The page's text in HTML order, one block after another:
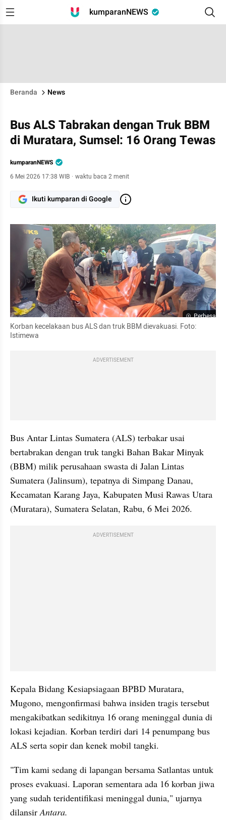
kumparanNEWS
Beranda News
Bus ALS Tabrakan dengan Truk BBM
di Muratara, Sumsel: 16 Orang Tewas
kumparanNEWS
6 Mei 2026 17:38 WIB · waktu baca 2 menit
Ikuti kumparan di Google
Perbesar
Korban kecelakaan bus ALS dan truk BBM dievakuasi. Foto:
Istimewa
ADVERTISEMENT
Bus Antar Lintas Sumatera (ALS) terbakar usai
bertabrakan dengan truk tangki Bahan Bakar Minyak
(BBM) milik perusahaan swasta di Jalan Lintas
Sumatera (Jalinsum), tepatnya di Simpang Danau,
Kecamatan Karang Jaya, Kabupaten Musi Rawas Utara
(Muratara), Sumatera Selatan, Rabu, 6 Mei 2026.
ADVERTISEMENT
​Kepala Bidang Kesiapsiagaan BPBD Muratara,
Mugono, mengonfirmasi bahwa insiden tragis tersebut
mengakibatkan sedikitnya 16 orang meninggal dunia di
lokasi kejadian. Korban terdiri dari 14 penumpang bus
ALS serta sopir dan kenek mobil tangki.
​"Tim kami sedang di lapangan bersama Satlantas untuk
proses evakuasi. Laporan sementara ada 16 korban jiwa
yang sudah teridentifikasi meninggal dunia," ujarnya
dilansir Antara.